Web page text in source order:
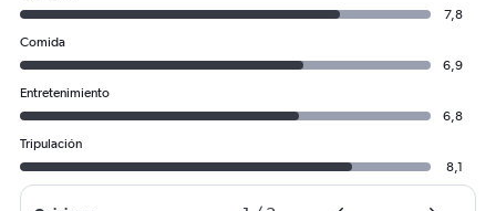
7,8
Comida
6,9
Entretenimiento
6,8
Tripulación
8,1